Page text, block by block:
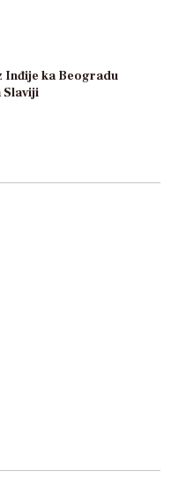
Inđije ka Beogradu
Slaviji